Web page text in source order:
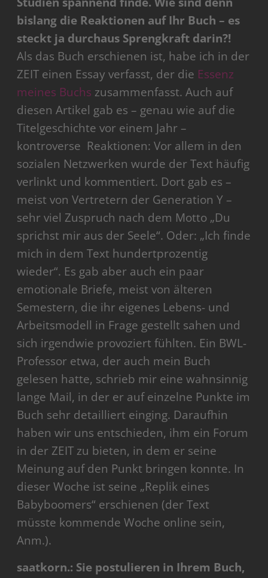
bislang die Reaktionen auf Ihr Buch – es
steckt ja durchaus Sprengkraft darin?!
Als das Buch erschienen ist, habe ich in der
ZEIT einen Essay verfasst, der die Essenz
meines Buchs zusammenfasst. Auch auf
diesen Artikel gab es – genau wie auf die
Titelgeschichte vor einem Jahr –
kontroverse Reaktionen: Vor allem in den
sozialen Netzwerken wurde der Text häufig
verlinkt und kommentiert. Dort gab es –
meist von Vertretern der Generation Y –
sehr viel Zuspruch nach dem Motto „Du
sprichst mir aus der Seele“. Oder: „Ich finde
mich in dem Text hundertprozentig
wieder“. Es gab aber auch ein paar
emotionale Briefe, meist von älteren
Semestern, die ihr eigenes Lebens- und
Arbeitsmodell in Frage gestellt sahen und
sich irgendwie provoziert fühlten. Ein BWL-
Professor etwa, der auch mein Buch
gelesen hatte, schrieb mir eine wahnsinnig
lange Mail, in der er auf einzelne Punkte im
Buch sehr detailliert einging. Daraufhin
haben wir uns entschieden, ihm ein Forum
in der ZEIT zu bieten, in dem er seine
Meinung auf den Punkt bringen konnte. In
dieser Woche ist seine „Replik eines
Babyboomers“ erschienen (der Text
müsste kommende Woche online sein,
Anm.).
saatkorn.: Sie postulieren in Ihrem Buch,